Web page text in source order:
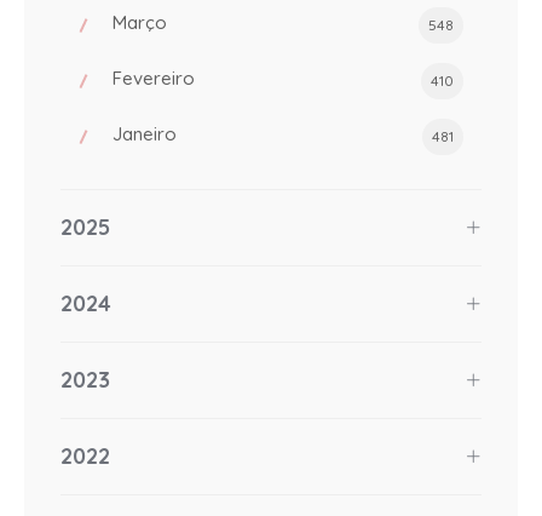
Março 548
Fevereiro 410
Janeiro 481
2025
2024
2023
2022